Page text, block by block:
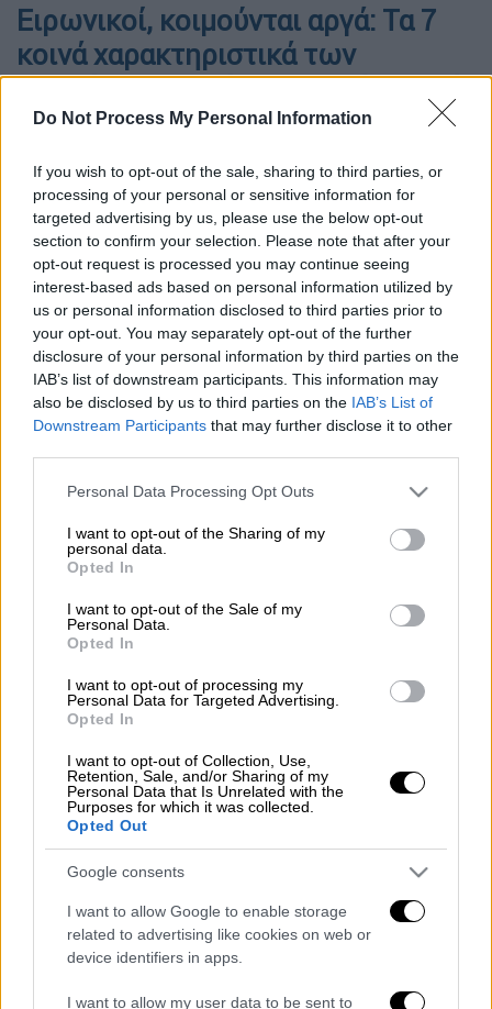
Do Not Process My Personal Information
If you wish to opt-out of the sale, sharing to third parties, or
processing of your personal or sensitive information for
targeted advertising by us, please use the below opt-out
section to confirm your selection. Please note that after your
opt-out request is processed you may continue seeing
interest-based ads based on personal information utilized by
us or personal information disclosed to third parties prior to
your opt-out. You may separately opt-out of the further
disclosure of your personal information by third parties on the
IAB’s list of downstream participants. This information may
also be disclosed by us to third parties on the IAB’s List of
Downstream Participants that may further disclose it to other
Please note that this website/app uses one or more Google
not limited to your visit or usage behaviour. You may click to
grant or deny consent to Google and its third-party tags to
use your data for below specified purposes in below Google
consent section.
Personal Data Processing Opt Outs
I want to opt-out of the Sharing of my
personal data.
Opted In
I want to opt-out of the Sale of my
Personal Data.
Opted In
I want to opt-out of processing my
Personal Data for Targeted Advertising.
Opted In
I want to opt-out of Collection, Use,
Retention, Sale, and/or Sharing of my
Personal Data that Is Unrelated with the
Purposes for which it was collected.
Opted Out
Google consents
I want to allow Google to enable storage
related to advertising like cookies on web or
device identifiers in apps.
I want to allow my user data to be sent to
Ειρωνικοί, κοιμούνται αργά: Τα 7
κοινά χαρακτηριστικά των
ανθρώπων που έχουν IQ πάνω από
150
Υπάρχουν διάφορα τεστ για να μετρήσεις
τον δείκτη ευφυίας σου. Αν δεν θες να
ερωτήσεις υπάρχει και πιο απλός τρόπος.
Σύμφωνα με νέα επιστημονική έρευνα οι
εξαιρετικά ευφυείς άνθρωποι ξεχωρίζουν
και με άλλο τρόπο.
Διάβασε περισσότερα στοmenshouse.gr
Διαβάστε ακόμη
Επιστήμονες ανακάλυψαν τον τέταρτο
γνωστό τύπο μεταδοτικού καρκίνου στον
κόσμο
Μουντιάλ 2026: «Θα ανατινάξω τον Μέσι με
τέσσερις βόμβες» - Οι τρομοκρατικές
απειλές που ερεύνησε το FBI